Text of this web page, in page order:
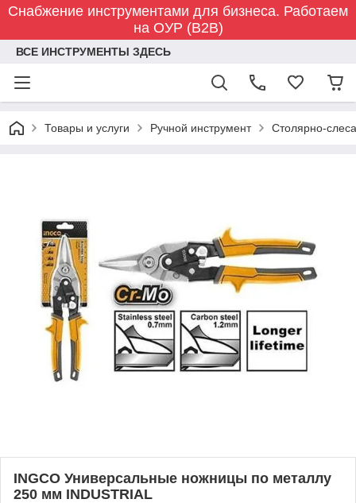
Снабжение инструментами для бизнеса. Работаем
на ОУР (B2B)
ВСЕ ИНСТРУМЕНТЫ ЗДЕСЬ
Товары и услуги Ручной инструмент Столярно-
INGCO Универсальные ножницы по металлу
250 мм INDUSTRIAL